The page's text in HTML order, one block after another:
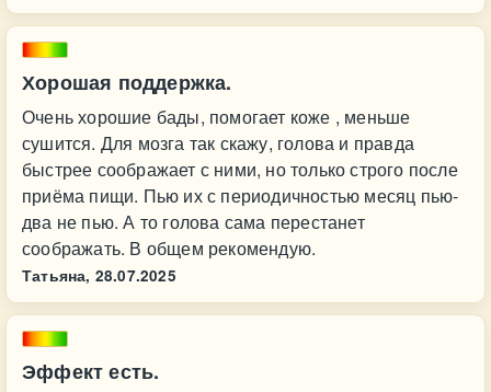
Хорошая поддержка.
Очень хорошие бады, помогает коже , меньше
сушится. Для мозга так скажу, голова и правда
быстрее соображает с ними, но только строго после
приёма пищи. Пью их с периодичностью месяц пью-
два не пью. А то голова сама перестанет
соображать. В общем рекомендую.
Татьяна, 28.07.2025
Эффект есть.